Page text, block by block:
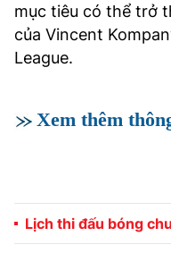
mục tiêu có thể trở
của Vincent
League.
Xem thêm
Lịch thi đấu bóng